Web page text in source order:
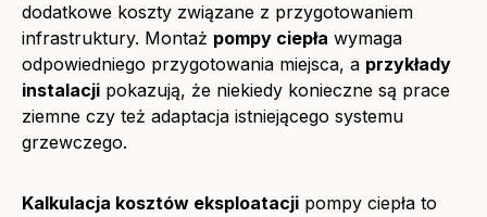
dodatkowe koszty związane z przygotowaniem
infrastruktury. Montaż pompy ciepła wymaga
odpowiedniego przygotowania miejsca, a przykłady
instalacji pokazują, że niekiedy konieczne są prace
ziemne czy też adaptacja istniejącego systemu
grzewczego.
Kalkulacja kosztów eksploatacji pompy ciepła to